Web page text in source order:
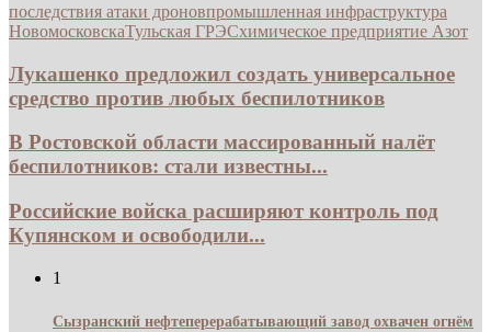
последствия атаки дроновпромышленная инфраструктура
НовомосковскаТульская ГРЭСхимическое предприятие Азот
Лукашенко предложил создать универсальное
средство против любых беспилотников
В Ростовской области массированный налёт
беспилотников: стали известны...
Российские войска расширяют контроль под
Купянском и освободили...
1
Сызранский нефтеперерабатывающий завод охвачен огнём